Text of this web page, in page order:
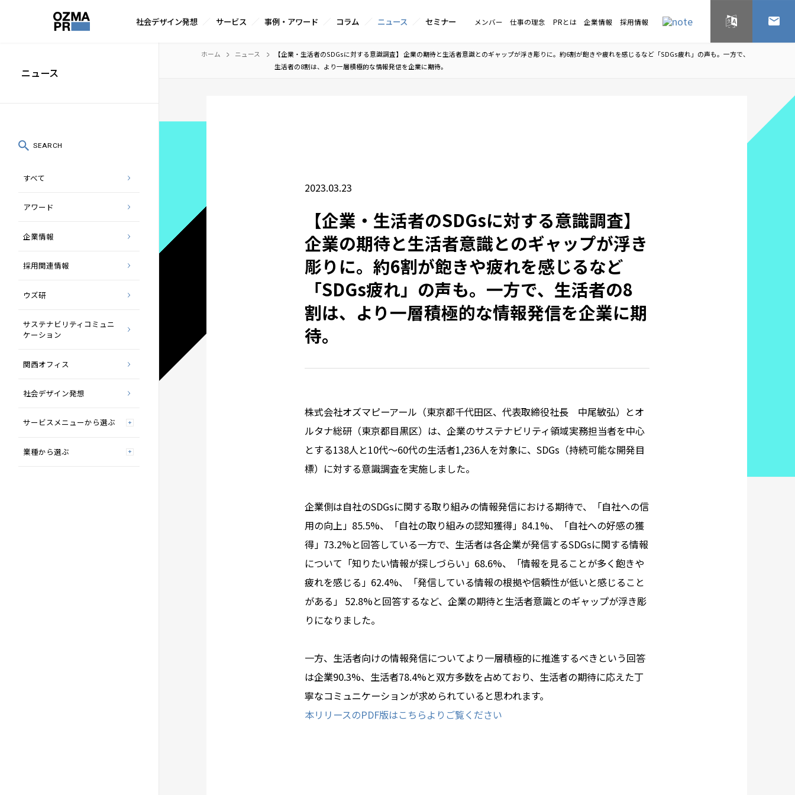
文
ッ
ズ
ー
イ
社会デザイン発想 サービス 事例・アワード コラム ニュース セミナー メンバー 仕事の理念 PRとは 企業情報 採用情報 English お問い
ホーム ニュース
【企業・生活者のSDGsに対する意識調査】 企業の期待と生活者意識とのギャップが浮き彫りに。約6割が飽きや疲れを感じるなど「SDGs疲れ」の声も。一方で、
生活者の8割は、より一層積極的な情報発信を企業に期待。
2023.03.23
【企業・生活者のSDGsに対する意識調査】
企業の期待と生活者意識とのギャップが浮き
彫りに。約6割が飽きや疲れを感じるなど
「SDGs疲れ」の声も。一方で、生活者の8
割は、より一層積極的な情報発信を企業に期
待。
株式会社オズマピーアール（東京都千代田区、代表取締役社長 中尾敏弘）とオ
ルタナ総研（東京都目黒区）は、企業のサステナビリティ領域実務担当者を中心
とする138人と10代～60代の生活者1,236人を対象に、SDGs（持続可能な開発目
標）に対する意識調査を実施しました。
企業側は自社のSDGsに関する取り組みの情報発信における期待で、「自社への信
用の向上」85.5%、「自社の取り組みの認知獲得」84.1%、「自社への好感の獲
得」73.2%と回答している一方で、生活者は各企業が発信するSDGsに関する情報
について「知りたい情報が探しづらい」68.6%、「情報を見ることが多く飽きや
疲れを感じる」62.4%、「発信している情報の根拠や信頼性が低いと感じること
がある」 52.8%と回答するなど、企業の期待と生活者意識とのギャップが浮き彫
りになりました。
一方、生活者向けの情報発信についてより一層積極的に推進するべきという回答
は企業90.3%、生活者78.4%と双方多数を占めており、生活者の期待に応えた丁
寧なコミュニケーションが求められていると思われます。
本リリースのPDF版はこちらよりご覧ください
ニュース
SEARCH
すべて
アワード
企業情報
採用関連情報
ウズ研
サステナビリティコミュニ
ケーション
関西オフィス
社会デザイン発想
サービスメニューから選ぶ
業種から選ぶ